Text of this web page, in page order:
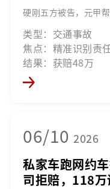
硬刚五方被告，元甲
类型：交通事故
焦点：精准识别责
结果：获赔48万
06/10 2026
私家车跑网约
司拒赔，118万